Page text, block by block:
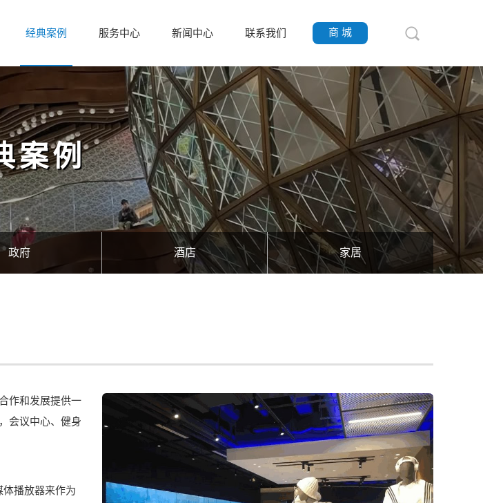
经典案例 服务中心 新闻中心 联系我们 商 城
案例
政府 酒店 家居
作和发展提供一
会议中心、健身
播放器来作为